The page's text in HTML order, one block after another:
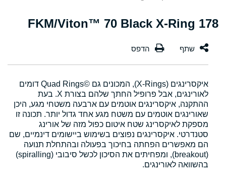
178 FKM/Viton™ 70 Black X-Ring
איקסרינגים (X-Rings), המכונים גם Quad Rings©‎ דומים
לאורינגים, אבל פרופיל החתך שלהם בצורת X. בעת
ההתקנה, איקסרינגים אוטמים עם ארבעה משטחי מגע, היכן
שאורינגים אוטמים עם משטח מגע אחד גדול יותר. תכונה זו
מספקת לאיקסרינג שטח איטום כפול מזה של אורינג
סטנדרטי. איקסרינגים נפוצים בשימוש ביישומים דינמיים, שם
הם מאפשרים הפחתה בחיכוך בפעולה ובהתחלת תנועה
(breakout), ומפחיתים את הסיכון לכשל סיבובי (spiralling)
בהשוואה לאורינגים.